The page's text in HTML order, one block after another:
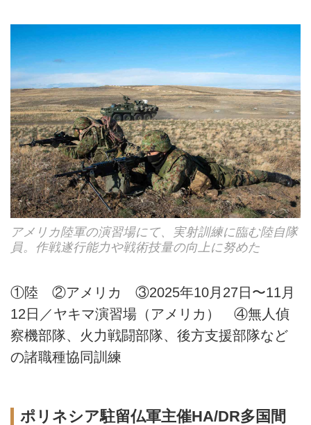
アメリカ陸軍の演習場にて、実射訓練に臨む陸自隊
員。作戦遂行能力や戦術技量の向上に努めた
①陸 ②アメリカ ③2025年10月27日〜11月
12日／ヤキマ演習場（アメリカ） ④無人偵
察機部隊、火力戦闘部隊、後方支援部隊など
の諸職種協同訓練
ポリネシア駐留仏軍主催HA/DR多国間